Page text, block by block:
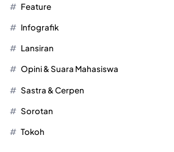
Feature
Infografik
Lansiran
Opini & Suara Mahasiswa
Sastra & Cerpen
Sorotan
Tokoh